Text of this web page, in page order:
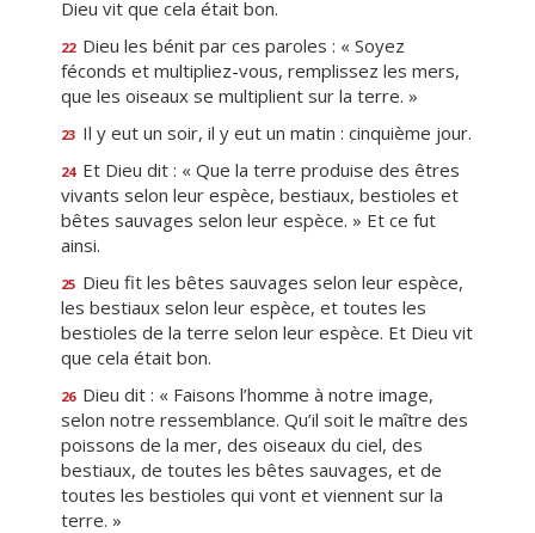
Dieu vit que cela était bon.
22 Dieu les bénit par ces paroles : « Soyez
féconds et multipliez-vous, remplissez les mers,
que les oiseaux se multiplient sur la terre. »
23 Il y eut un soir, il y eut un matin : cinquième jour.
24 Et Dieu dit : « Que la terre produise des êtres
vivants selon leur espèce, bestiaux, bestioles et
bêtes sauvages selon leur espèce. » Et ce fut
ainsi.
25 Dieu fit les bêtes sauvages selon leur espèce,
les bestiaux selon leur espèce, et toutes les
bestioles de la terre selon leur espèce. Et Dieu vit
que cela était bon.
26 Dieu dit : « Faisons l’homme à notre image,
selon notre ressemblance. Qu’il soit le maître des
poissons de la mer, des oiseaux du ciel, des
bestiaux, de toutes les bêtes sauvages, et de
toutes les bestioles qui vont et viennent sur la
terre. »